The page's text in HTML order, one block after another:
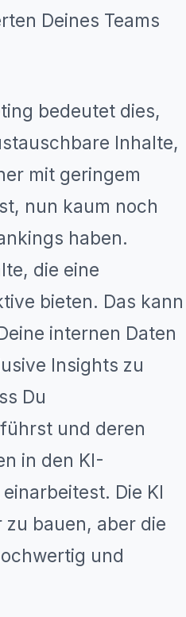
Deines Teams
bedeutet dies,
Inhalte,
mit geringem
nun kaum noch
haben.
die eine
bieten. Das kann
internen Daten
Insights zu
Du
und deren
in den KI-
Die KI
bauen, aber die
und